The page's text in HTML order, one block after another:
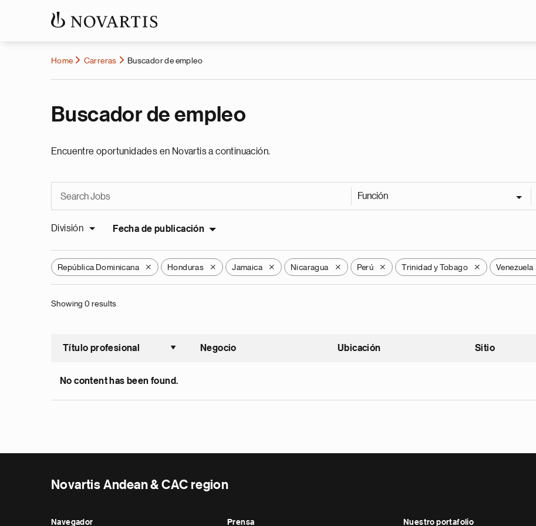
Home Carreras Buscador de empleo
Buscador de empleo
Encuentre oportunidades en Novartis a continuación.
Función
División Fecha de publicación
República Dominicana X Honduras X Jamaica X Nicaragua X Perú X Trinidad y Tobago X Venezuela
Showing 0 results
Título profesional
Ordenar ascendente
Negocio Ubicación Sitio
No content has been found.
Novartis Andean & CAC region
Navegador Prensa Nuestro portafolio